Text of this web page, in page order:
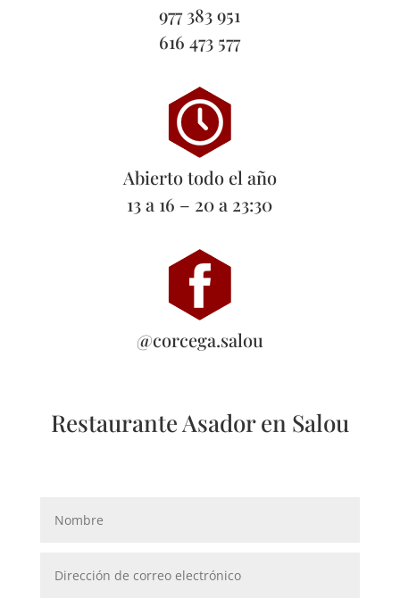
977 383 951
616 473 577
Abierto todo el año
13 a 16 – 20 a 23:30
@corcega.salou
Restaurante Asador en Salou